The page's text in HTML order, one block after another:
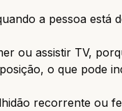
a pessoa está
ou assistir TV,
o que pode
recorrente ou